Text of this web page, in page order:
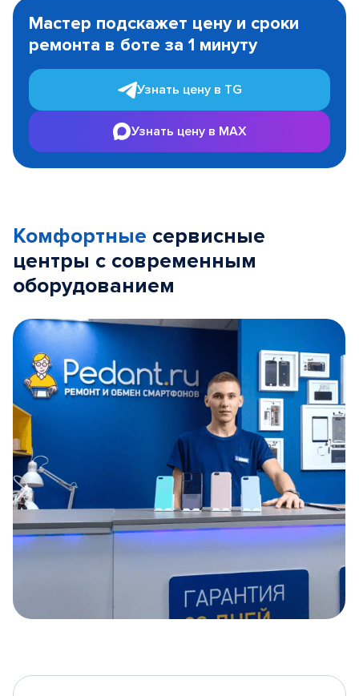
1
Мастер подскажет цену и сроки
ремонта в боте за 1 минуту
Узнать цену в TG
Узнать цену в MAX
Комфортные сервисные
центры с современным
оборудованием
5